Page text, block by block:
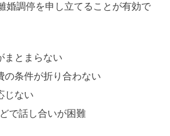
婚調停を申し立てることが有効で
まとまらない
の条件が折り合わない
じない
で話し合いが困難